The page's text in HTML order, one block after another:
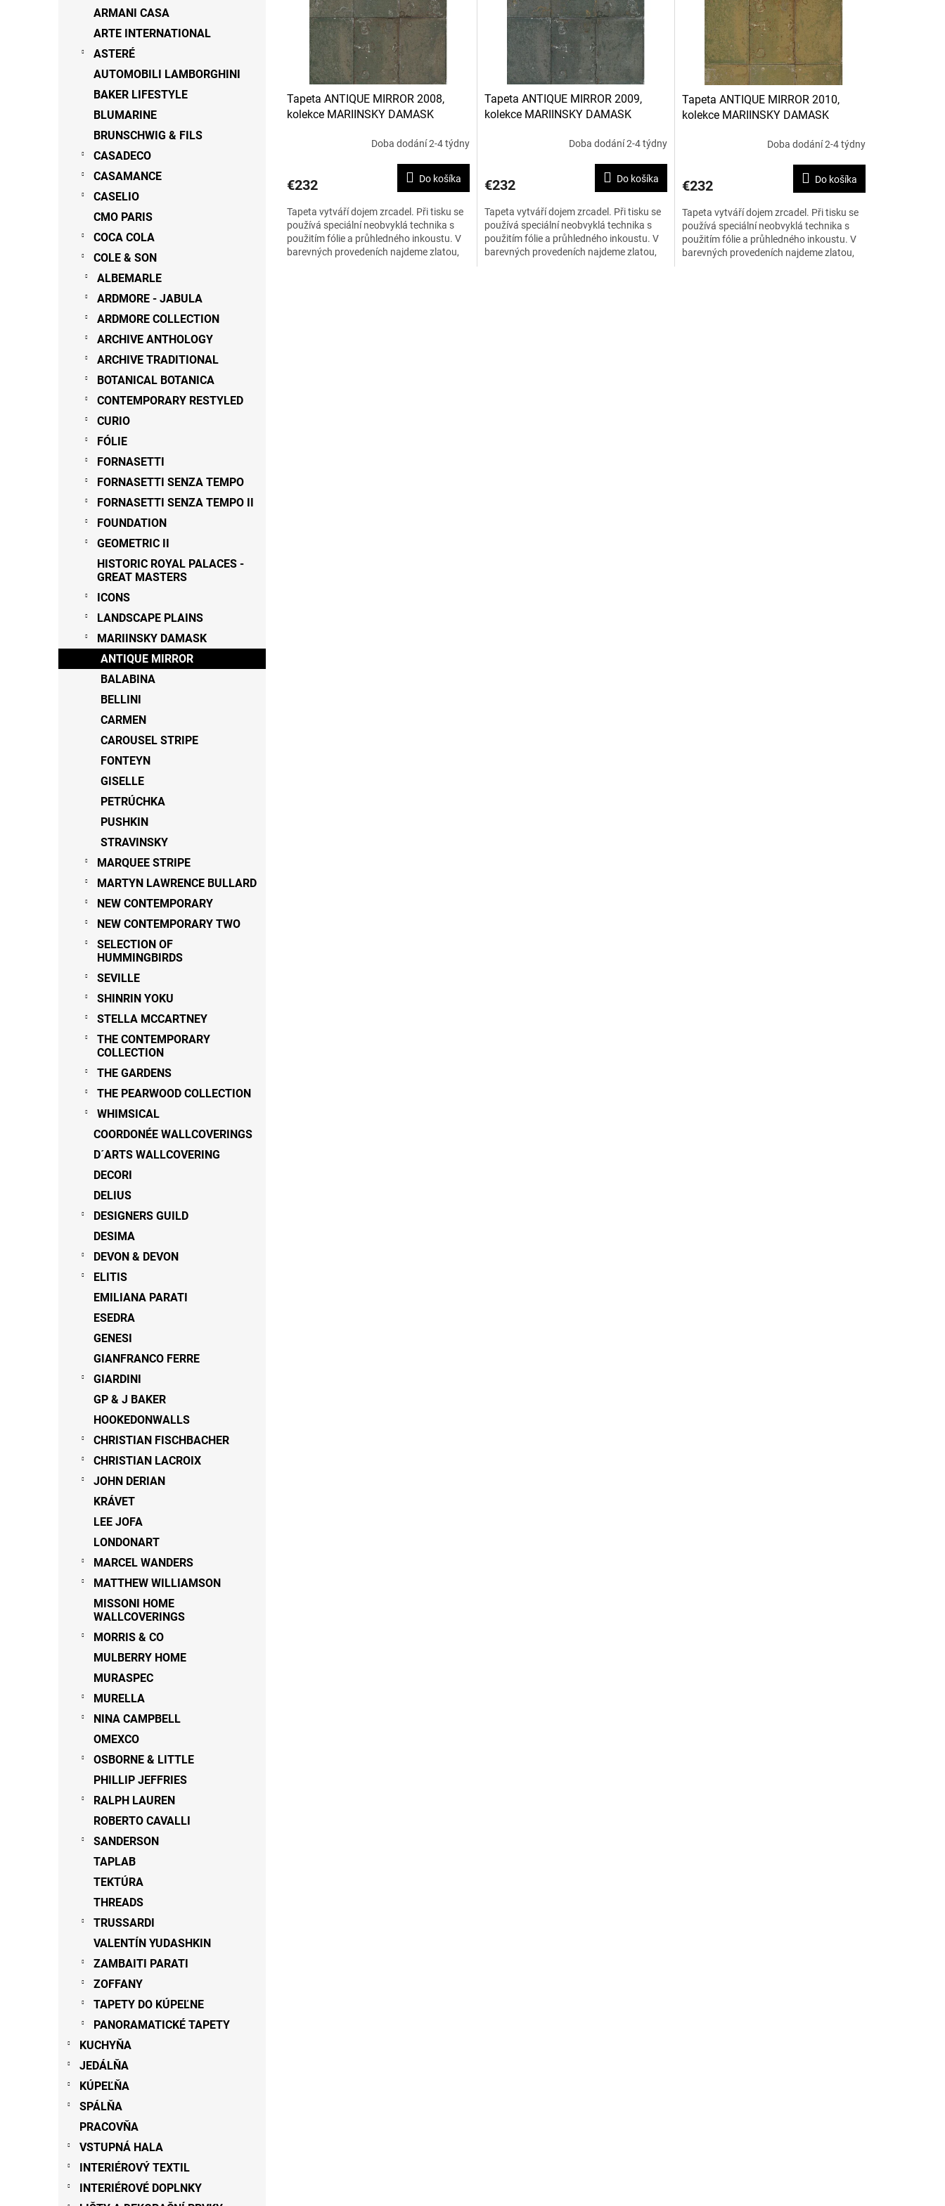
ARMANI CASA
ARTE INTERNATIONAL
ASTERÉ
AUTOMOBILI LAMBORGHINI
BAKER LIFESTYLE
BLUMARINE
BRUNSCHWIG & FILS
CASADECO
CASAMANCE
CASELIO
CMO PARIS
COCA COLA
COLE & SON
ALBEMARLE
ARDMORE - JABULA
ARDMORE COLLECTION
ARCHIVE ANTHOLOGY
ARCHIVE TRADITIONAL
BOTANICAL BOTANICA
CONTEMPORARY RESTYLED
CURIO
FÓLIE
FORNASETTI
FORNASETTI SENZA TEMPO
FORNASETTI SENZA TEMPO II
FOUNDATION
GEOMETRIC II
HISTORIC ROYAL PALACES -
GREAT MASTERS
ICONS
LANDSCAPE PLAINS
MARIINSKY DAMASK
ANTIQUE MIRROR
BALABINA
BELLINI
CARMEN
CAROUSEL STRIPE
FONTEYN
GISELLE
PETRÚCHKA
PUSHKIN
STRAVINSKY
MARQUEE STRIPE
MARTYN LAWRENCE BULLARD
NEW CONTEMPORARY
NEW CONTEMPORARY TWO
SELECTION OF
HUMMINGBIRDS
SEVILLE
SHINRIN YOKU
STELLA MCCARTNEY
THE CONTEMPORARY
COLLECTION
THE GARDENS
THE PEARWOOD COLLECTION
WHIMSICAL
COORDONÉE WALLCOVERINGS
D´ARTS WALLCOVERING
DECORI
DELIUS
DESIGNERS GUILD
DESIMA
DEVON & DEVON
ELITIS
EMILIANA PARATI
ESEDRA
GENESI
GIANFRANCO FERRE
GIARDINI
GP & J BAKER
HOOKEDONWALLS
CHRISTIAN FISCHBACHER
CHRISTIAN LACROIX
JOHN DERIAN
KRÁVET
LEE JOFA
LONDONART
MARCEL WANDERS
MATTHEW WILLIAMSON
MISSONI HOME
WALLCOVERINGS
MORRIS & CO
MULBERRY HOME
MURASPEC
MURELLA
NINA CAMPBELL
OMEXCO
OSBORNE & LITTLE
PHILLIP JEFFRIES
RALPH LAUREN
ROBERTO CAVALLI
SANDERSON
TAPLAB
TEKTÚRA
THREADS
TRUSSARDI
VALENTÍN YUDASHKIN
ZAMBAITI PARATI
ZOFFANY
TAPETY DO KÚPEĽNE
PANORAMATICKÉ TAPETY
KUCHYŇA
JEDÁLŇA
KÚPEĽŇA
SPÁLŇA
PRACOVŇA
VSTUPNÁ HALA
INTERIÉROVÝ TEXTIL
INTERIÉROVÉ DOPLNKY
Tapeta ANTIQUE MIRROR 2008,
kolekce MARIINSKY DAMASK
Doba dodání 2-4 týdny
€232 Do košíka
Tapeta vytváří dojem zrcadel. Při tisku se
používá speciální neobvyklá technika s
použitím fólie a průhledného inkoustu. V
barevných provedeních najdeme zlatou,
Tapeta ANTIQUE MIRROR 2009,
kolekce MARIINSKY DAMASK
Doba dodání 2-4 týdny
€232 Do košíka
Tapeta vytváří dojem zrcadel. Při tisku se
používá speciální neobvyklá technika s
použitím fólie a průhledného inkoustu. V
barevných provedeních najdeme zlatou,
Tapeta ANTIQUE MIRROR 2010,
kolekce MARIINSKY DAMASK
Doba dodání 2-4 týdny
€232 Do košíka
Tapeta vytváří dojem zrcadel. Při tisku se
používá speciální neobvyklá technika s
použitím fólie a průhledného inkoustu. V
barevných provedeních najdeme zlatou,